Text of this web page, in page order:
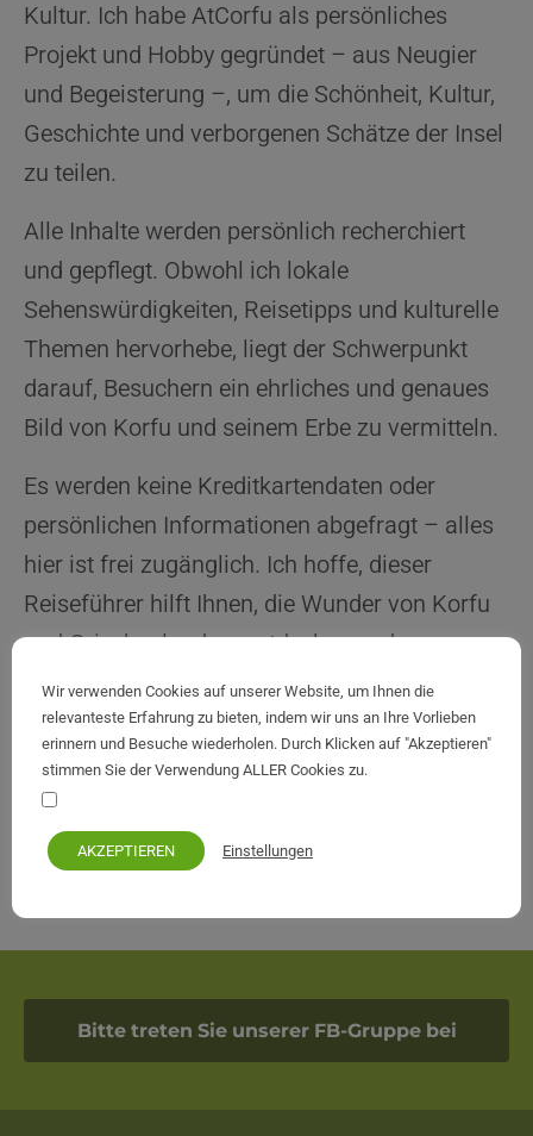
Kultur. Ich habe AtCorfu als persönliches
Projekt und Hobby gegründet – aus Neugier
und Begeisterung –, um die Schönheit, Kultur,
Geschichte und verborgenen Schätze der Insel
zu teilen.
Alle Inhalte werden persönlich recherchiert
und gepflegt. Obwohl ich lokale
Sehenswürdigkeiten, Reisetipps und kulturelle
Themen hervorhebe, liegt der Schwerpunkt
darauf, Besuchern ein ehrliches und genaues
Bild von Korfu und seinem Erbe zu vermitteln.
Es werden keine Kreditkartendaten oder
persönlichen Informationen abgefragt – alles
hier ist frei zugänglich. Ich hoffe, dieser
Reiseführer hilft Ihnen, die Wunder von Korfu
und Griechenland zu entdecken und zu
genießen.
Kontakt:
teo@atcorfu.com
Bitte treten Sie unserer FB-Gruppe bei
Wir verwenden Cookies auf unserer Website, um Ihnen die
relevanteste Erfahrung zu bieten, indem wir uns an Ihre Vorlieben
erinnern und Besuche wiederholen. Durch Klicken auf "Akzeptieren"
stimmen Sie der Verwendung ALLER Cookies zu.
AKZEPTIEREN Einstellungen